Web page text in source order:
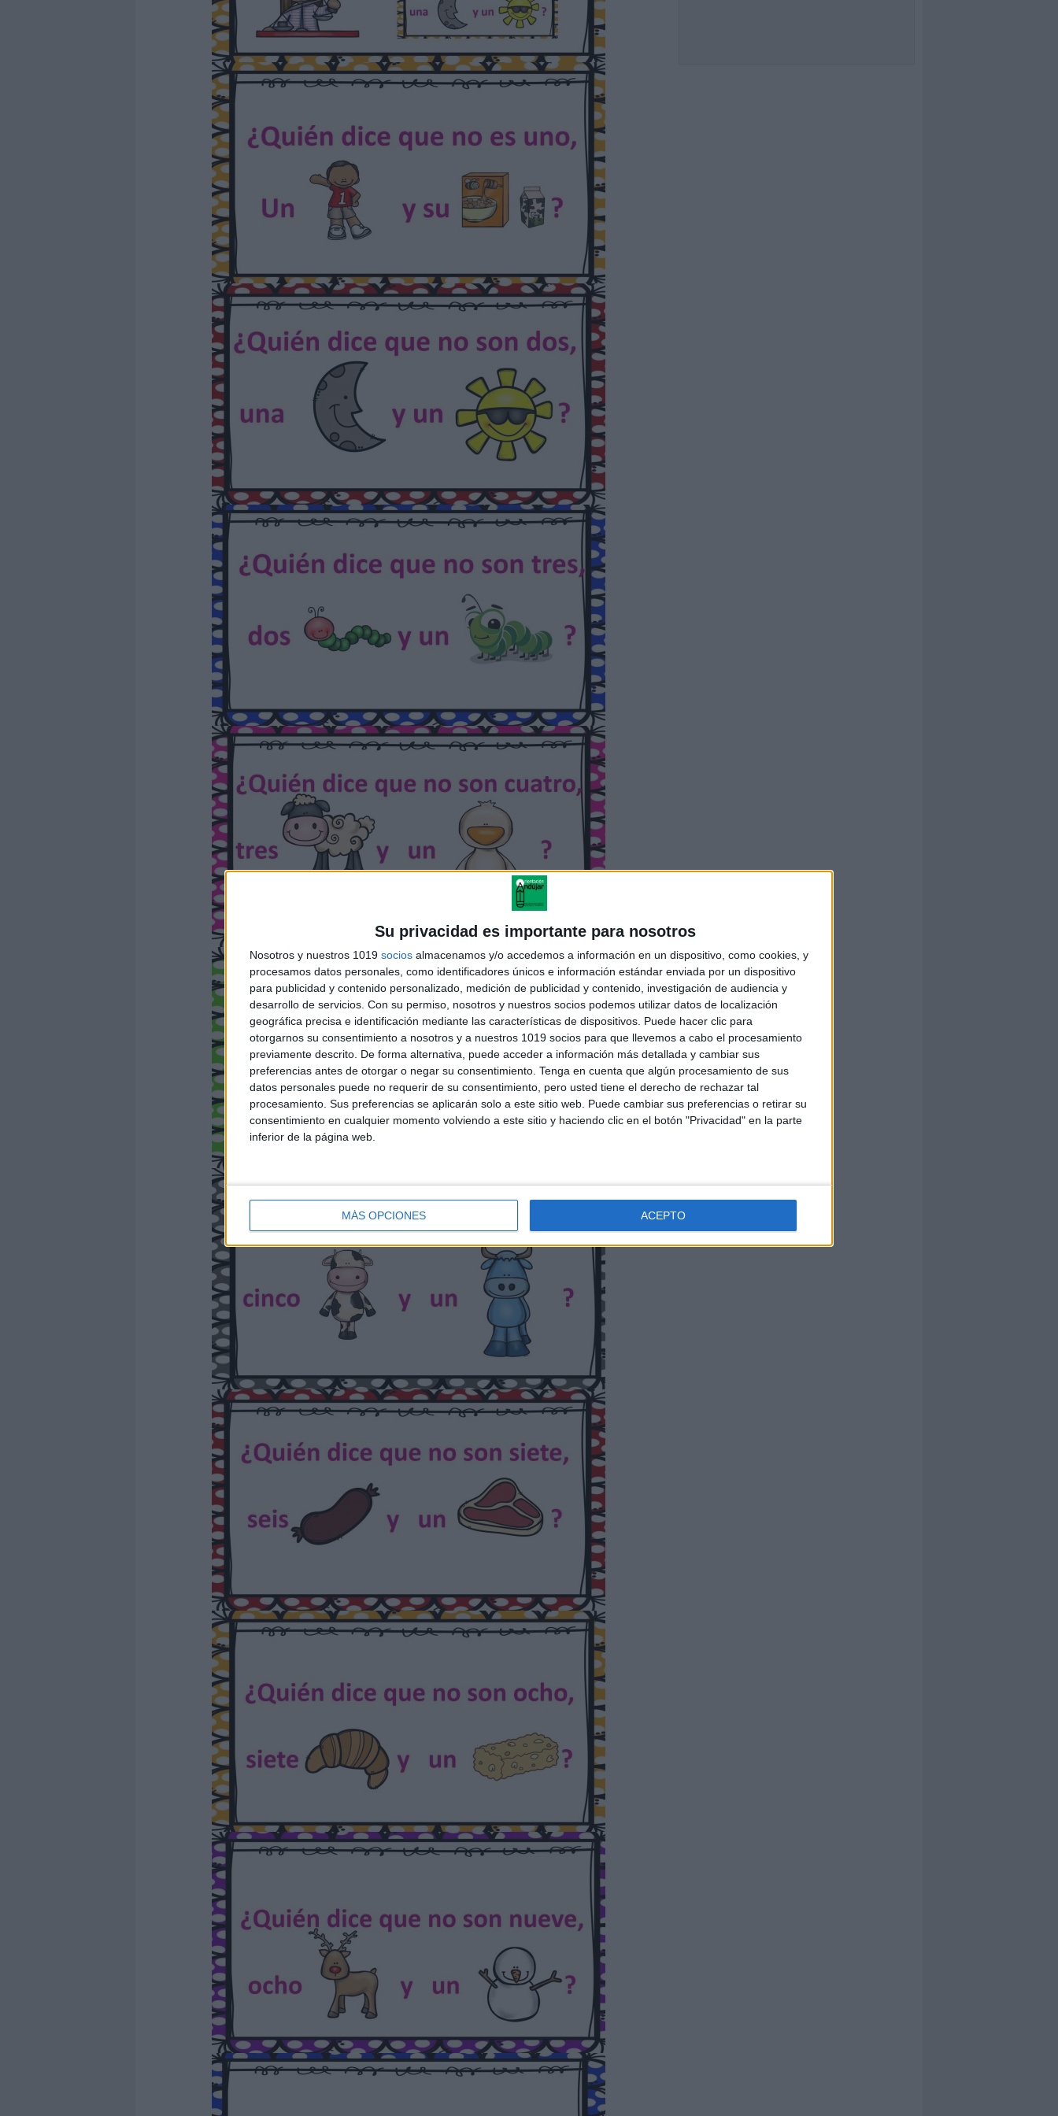
Su privacidad es importante para nosotros
Nosotros y nuestros 1019 socios almacenamos y/o accedemos a información en un dispositivo, como cookies, y
procesamos datos personales, como identificadores únicos e información estándar enviada por un dispositivo
para publicidad y contenido personalizado, medición de publicidad y contenido, investigación de audiencia y
desarrollo de servicios. Con su permiso, nosotros y nuestros socios podemos utilizar datos de localización
geográfica precisa e identificación mediante las características de dispositivos. Puede hacer clic para
otorgarnos su consentimiento a nosotros y a nuestros 1019 socios para que llevemos a cabo el procesamiento
previamente descrito. De forma alternativa, puede acceder a información más detallada y cambiar sus
preferencias antes de otorgar o negar su consentimiento. Tenga en cuenta que algún procesamiento de sus
datos personales puede no requerir de su consentimiento, pero usted tiene el derecho de rechazar tal
procesamiento. Sus preferencias se aplicarán solo a este sitio web. Puede cambiar sus preferencias o retirar su
consentimiento en cualquier momento volviendo a este sitio y haciendo clic en el botón "Privacidad" en la parte
inferior de la página web.
MÁS OPCIONES ACEPTO